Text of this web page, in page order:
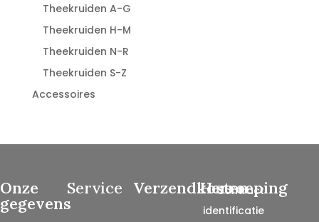
Theekruiden A-G
Theekruiden H-M
Theekruiden N-R
Theekruiden S-Z
Accessoires
Onze
gegevens
Service Verzendkosten
Herroeping
Contract
identificatie